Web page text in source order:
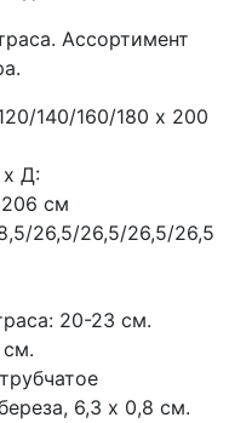
Ассортимент
140/160/180 х 200
Д:
см
26,5/26,5/26,5/26,5
20-23 см.
см.
6,3 х 0,8 см.